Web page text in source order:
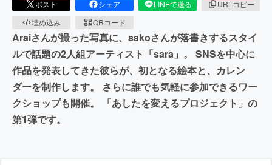
ポスト シェア LINEで送る
URLコピー
埋め込み
QRコード
Araiさんが撮った写真に、sakoさんが落書きするスタイ
ルで話題の2人組アーティスト「sara」。 SNSを中心に
作品を発表してきた彼らが、初となる絵本と、カレン
ダーを制作します。 さらに誰でも気軽に参加できるワー
クショップも開催。 「あしたを変えるプロジェクト」の
第1弾です。